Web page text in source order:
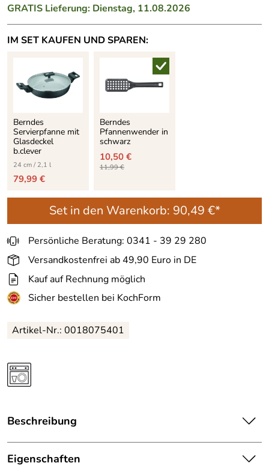
GRATIS Lieferung: Dienstag, 11.08.2026
IM SET KAUFEN UND SPAREN:
Berndes
Servierpfanne mit
Glasdeckel
b.clever
24 cm / 2,1 l
79,99 €
Berndes
Pfannenwender in
schwarz
10,50 €
11,99 €
Set in den Warenkorb: 90,49 €*
Persönliche Beratung: 0341 - 39 29 280
Versandkostenfrei ab 49,90 Euro in DE
Kauf auf Rechnung möglich
Sicher bestellen bei KochForm
Artikel-Nr.: 0018075401
Beschreibung
Berndes Servierpfanne mit Glasdeckel b.clever. Die
Servierpfanne aus Aluminium aus 100 % recycelten Alu-
Eigenschaften